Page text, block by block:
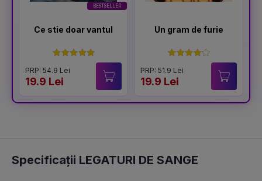
BESTSELLER
Ce stie doar vantul
PRP: 54.9 Lei
19.9 Lei
Un gram de furie
PRP: 51.9 Lei
19.9 Lei
Specificații LEGATURI DE SANGE